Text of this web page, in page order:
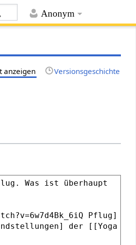
Anonym
anzeigen Versionsgeschichte